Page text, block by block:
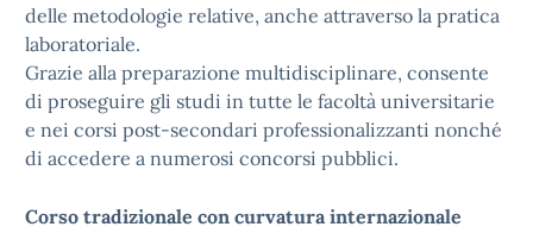
delle metodologie relative, anche attraverso la pratica
laboratoriale.
Grazie alla preparazione multidisciplinare, consente
di proseguire gli studi in tutte le facoltà universitarie
e nei corsi post-secondari professionalizzanti nonché
di accedere a numerosi concorsi pubblici.
Corso tradizionale con curvatura internazionale